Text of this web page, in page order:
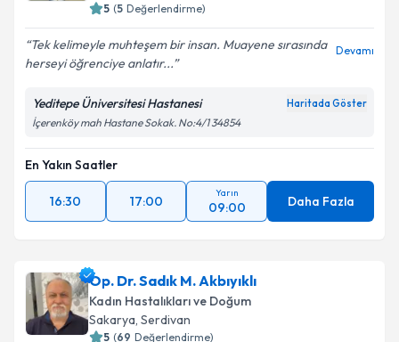
5 (5 Değerlendirme)
Tek kelimeyle muhteşem bir insan. Muayene sırasında
herseyi öğrenciye anlatır...
Devamı
Yeditepe Üniversitesi Hastanesi Haritada Göster
İçerenköy mah Hastane Sokak. No:4/1 34854
En Yakın Saatler
16:30 17:00
Yarın
09:00 Daha Fazla
Op. Dr. Sadık M. Akbıyıklı
Kadın Hastalıkları ve Doğum
Sakarya, Serdivan
5 (69 Değerlendirme)